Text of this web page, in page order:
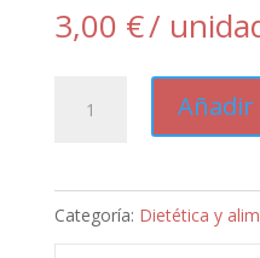
3,00 €/
hierbas
Hierbabuena
cantidad
Categoría: Dietética y